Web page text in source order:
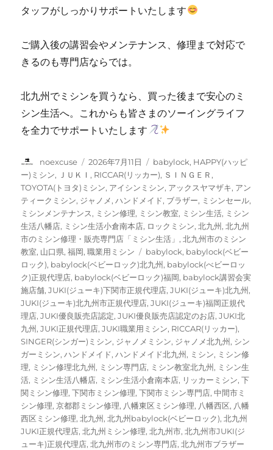
タッフがしっかりサポートいたします
ご購入後の講習会やメンテナンス、修理まで対応で
きるのも専門店ならでは。
北九州でミシンを買うなら、買った後まで安心のミ
シン生活へ。これからも皆さまのソーイングライフ
を全力でサポートいたします
投
稿
者
noexcuse
投
稿
日:
2026年7月11日
カ
テ
ゴ
リ
ー
babylock, HAPPY(ハッピ
ー)ミシン, ＪＵＫＩ , RICCAR(リッカー), ＳＩＮＧＥＲ ,
TOYOTA(トヨタ)ミシン, アイシンミシン, アックスヤマザキ, アン
ティークミシン, ジャノメ,ハンドメイド, ブラザー, ミシンセール,
ミシンメンテナンス, ミシン修理, ミシン教室, ミシン生活, ミシン
生活八幡店, ミシン生活小倉南本店, ロックミシン,北九州 ,北九州
市のミシン修理・販売専門店「ミシン生活」 ,北九州市のミシン
教室, 山口県,福岡,職業用ミシン
タ
グ
babylock, babylock(ベビー
ロック), babylock(ベビーロック)北九州 , babylock(べビーロッ
ク)正規代理店, babylock(ベビーロック)福岡, babylock講習会実
施店舗,JUKI(ジューキ)下関市正規代理店,JUKI(ジューキ)北九州 ,
JUKI(ジューキ)北九州市正規代理店,JUKI(ジューキ)福岡正規代
理店,JUKI優良販売店認定,JUKI優良販売店認定のお店,JUKI北
九州 ,JUKI正規代理店,JUKI職業用ミシン, RICCAR(リッカー),
SINGER(シンガー)ミシン, ジャノメミシン, ジャノメ北九州 , シン
ガーミシン,ハンドメイド,ハンドメイド北九州 , ミシン, ミシン修
理, ミシン修理北九州 , ミシン専門店, ミシン教室北九州 , ミシン生
活, ミシン生活八幡店, ミシン生活小倉南本店, リッカーミシン,下
関ミシン修理,下関市ミシン修理,下関市ミシン専門店,中間市ミ
シン修理,京都郡ミシン修理, 八幡東区ミシン修理, 八幡西区, 八幡
西区ミシン修理,北九州 ,北九州babylock(ベビーロック),北九州
JUKI正規代理店,北九州ミシン修理,北九州市,北九州市JUKI(ジ
ューキ)正規代理店,北九州市のミシン専門店,北九州市ブラザー